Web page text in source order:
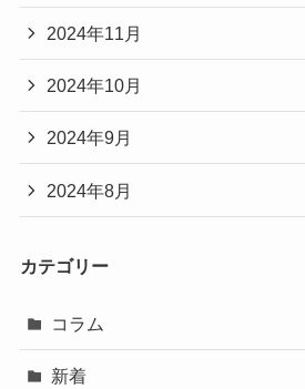
2024年11月
2024年10月
2024年9月
2024年8月
カテゴリー
コラム
新着